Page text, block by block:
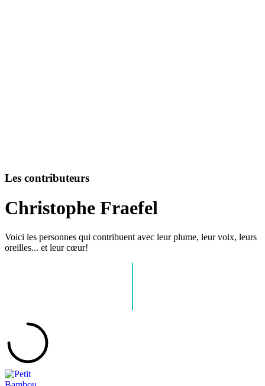
Les contributeurs
Christophe Fraefel
Voici les personnes qui contribuent avec leur plume, leur voix, leurs
oreilles... et leur cœur!